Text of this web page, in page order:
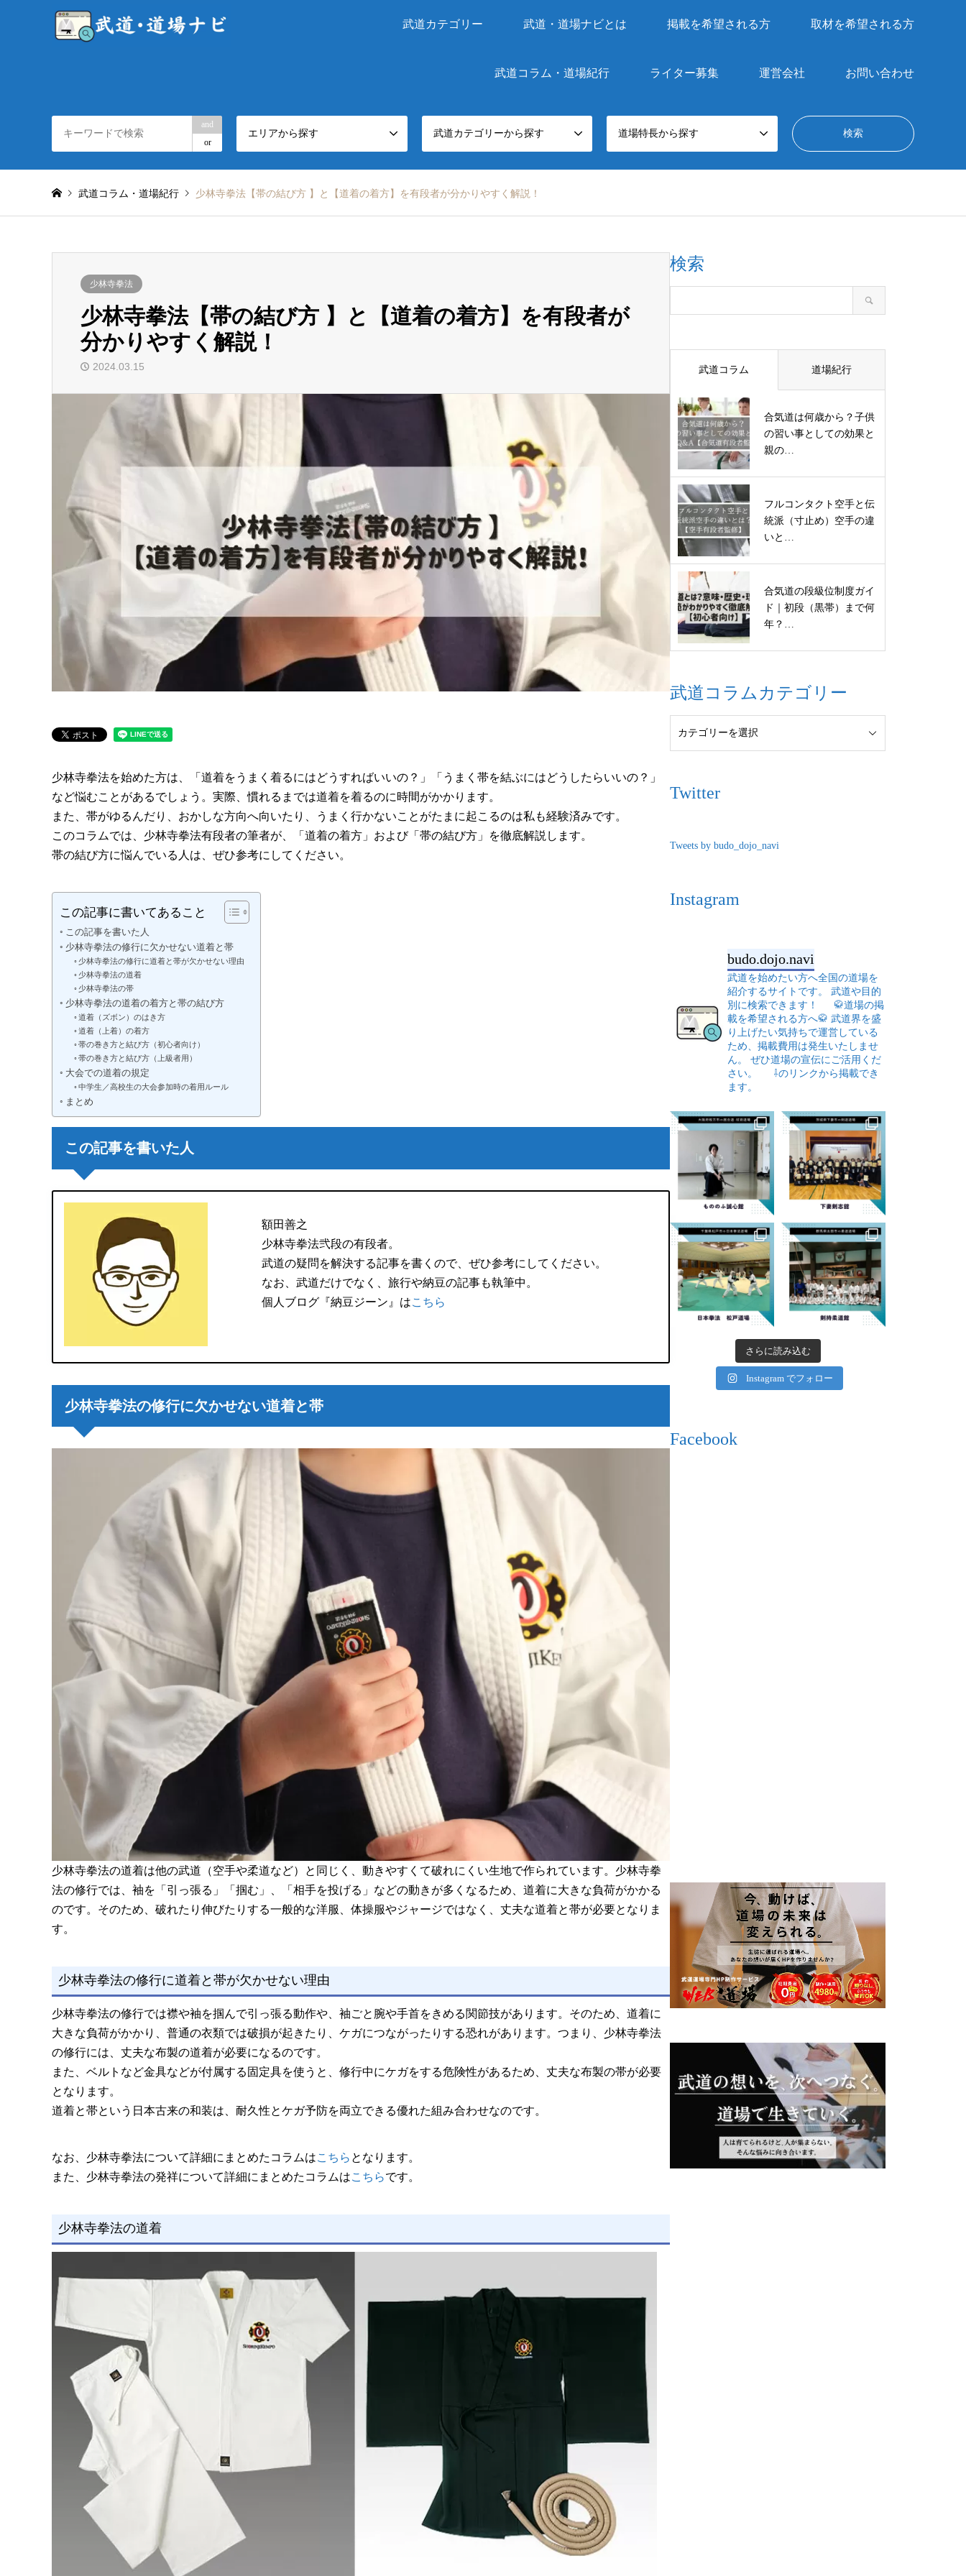
武道カテゴリー 武道・道場ナビとは 掲載を希望される方 取材を希望される方
武道コラム・道場紀行 ライター募集 運営会社 お問い合わせ
and
or
エリアから探す 武道カテゴリーから探す 道場特長から探す
武道コラム・道場紀行 少林寺拳法【帯の結び方 】と【道着の着方】を有段者が分かりやすく解説！
少林寺拳法
少林寺拳法【帯の結び方 】と【道着の着方】を有段者が
分かりやすく解説！
2024.03.15
少林寺拳法を始めた方は、「道着をうまく着るにはどうすればいいの？」「うまく帯を結ぶにはどうしたらいいの？」
など悩むことがあるでしょう。実際、慣れるまでは道着を着るのに時間がかかります。
また、帯がゆるんだり、おかしな方向へ向いたり、うまく行かないことがたまに起こるのは私も経験済みです。
このコラムでは、少林寺拳法有段者の筆者が、「道着の着方」および「帯の結び方」を徹底解説します。
帯の結び方に悩んでいる人は、ぜひ参考にしてください。
この記事に書いてあること
この記事を書いた人
少林寺拳法の修行に欠かせない道着と帯
少林寺拳法の修行に道着と帯が欠かせない理由
少林寺拳法の道着
少林寺拳法の帯
少林寺拳法の道着の着方と帯の結び方
道着（ズボン）のはき方
道着（上着）の着方
帯の巻き方と結び方（初心者向け）
帯の巻き方と結び方（上級者用）
大会での道着の規定
中学生／高校生の大会参加時の着用ルール
まとめ
この記事を書いた人
額田善之
少林寺拳法弐段の有段者。
武道の疑問を解決する記事を書くので、ぜひ参考にしてください。
なお、武道だけでなく、旅行や納豆の記事も執筆中。
個人ブログ『納豆ジーン』はこちら
少林寺拳法の修行に欠かせない道着と帯
少林寺拳法の道着は他の武道（空手や柔道など）と同じく、動きやすくて破れにくい生地で作られています。少林寺拳
法の修行では、袖を「引っ張る」「掴む」、「相手を投げる」などの動きが多くなるため、道着に大きな負荷がかかる
のです。そのため、破れたり伸びたりする一般的な洋服、体操服やジャージではなく、丈夫な道着と帯が必要となりま
す。
少林寺拳法の修行に道着と帯が欠かせない理由
少林寺拳法の修行では襟や袖を掴んで引っ張る動作や、袖ごと腕や手首をきめる関節技があります。そのため、道着に
大きな負荷がかかり、普通の衣類では破損が起きたり、ケガにつながったりする恐れがあります。つまり、少林寺拳法
の修行には、丈夫な布製の道着が必要になるのです。
また、ベルトなど金具などが付属する固定具を使うと、修行中にケガをする危険性があるため、丈夫な布製の帯が必要
となります。
道着と帯という日本古来の和装は、耐久性とケガ予防を両立できる優れた組み合わせなのです。
なお、少林寺拳法について詳細にまとめたコラムはこちら となります。
また、少林寺拳法の発祥について詳細にまとめたコラムはこちらです。
少林寺拳法の道着
検索
武道コラム 道場紀行
合気道は何歳から？子供
の習い事としての効果と
親の…
フルコンタクト空手と伝
統派（寸止め）空手の違
いと…
合気道の段級位制度ガイ
ド｜初段（黒帯）まで何
年？…
武道コラムカテゴリー
Twitter
Tweets by budo_dojo_navi
Instagram
budo.dojo.navi
武道を始めたい方へ全国の道場を
紹介するサイトです。
武道や目的
別に検索できます！
🥋道場の掲
載を希望される方へ🥋 武道界を盛
り上げたい気持ちで運営している
ため、掲載費用は発生いたしませ
ん。
ぜひ道場の宣伝にご活用くだ
さい。
⇩のリンクから掲載でき
ます。
さらに読み込む
Instagram でフォロー
Facebook